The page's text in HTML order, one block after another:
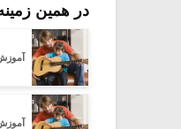
در همین
آموزش
آموزش